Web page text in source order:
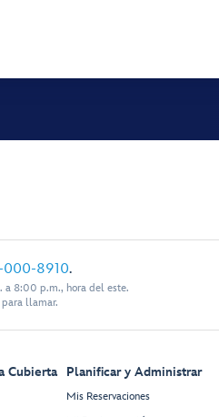
000-8910.
a 8:00 p.m., hora del este.
para llamar.
Cubierta Planificar y Administrar
Mis Reservaciones